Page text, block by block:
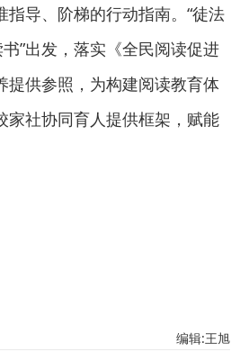
导、阶梯的行动指南。“徒法
”出发，落实《全民阅读促进
提供参照，为构建阅读教育体
家社协同育人提供框架，赋能
编辑:王旭